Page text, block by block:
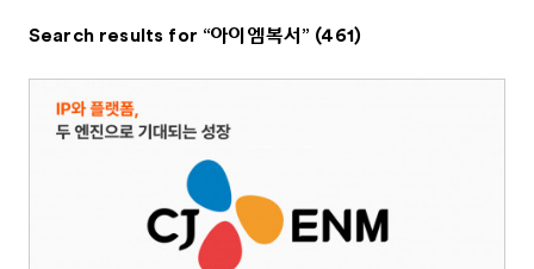
Search results for “아이엠복서” (461)